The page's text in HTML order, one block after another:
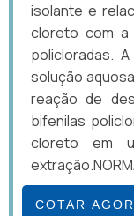
isolante e
cloreto com a
policloradas.
solução
reação de
bifenilas
cloreto em
COTAR